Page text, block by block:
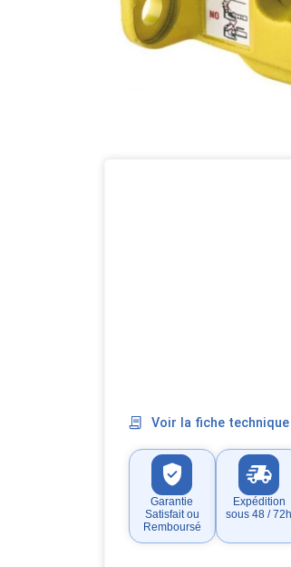
Voir la fiche technique
Garantie
Satisfait ou
Remboursé
Expédition
sous 48 / 72h